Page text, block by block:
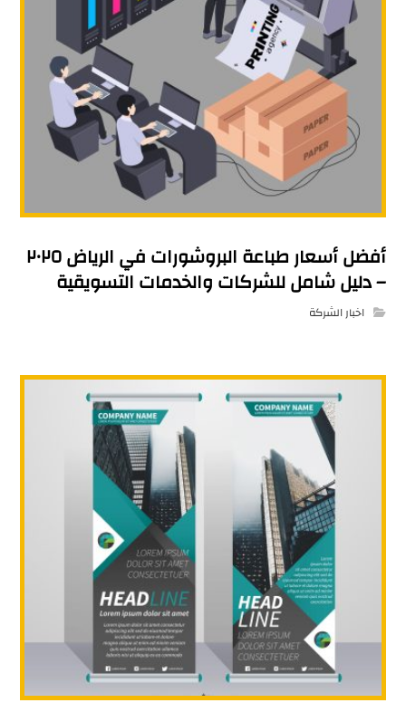
أفضل أسعار طباعة البروشورات في الرياض ٢٠٢٥
– دليل شامل للشركات والخدمات التسويقية
اخبار الشركة